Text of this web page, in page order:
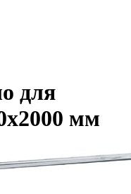
для
мм